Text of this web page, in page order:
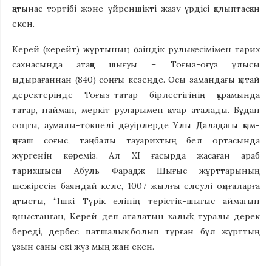
қатынас тәртібі және үйреншікті жазу үрдісі қалыптасқан
екен.
Керей (керейт) жұртының өзіндік рулық есімімен тарих
сахнасында атаққа шығуы – Тоғыз-оғұз ұлысы
ыдырағаннан (840) соңғы кезеңде. Осы замандағы қытай
деректерінде Тоғыз-татар бірлестігінің құрамында
татар, найман, меркіт руларымен қатар аталады. Бұдан
соңғы, аумалы-төкпелі дәуірлерде Ұлы Даладағы қым-
қиғаш соғыс, таңбалы тауарихтың бел ортасында
жүргенін көреміз. Ал ХІ ғасырда жасаған араб
тарихшысы Абуль Фарадж Шығыс жұрттарының
шежіресін баяндай келе, 1007 жылғы елеулі оқиғаларға
қатысты, “Ішкі Түрік елінің терістік-шығыс аймағын
қоныстанған, Керей деп аталатын халық” туралы дерек
береді, дербес патшалық болып тұрған бұл жұрттың
ұзын саны екі жүз мың жан екен.